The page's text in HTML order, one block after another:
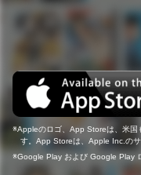
Appleのロゴ、App Storeは、米国
す。App Storeは、Apple Inc.のサ
Google Play および Google Play